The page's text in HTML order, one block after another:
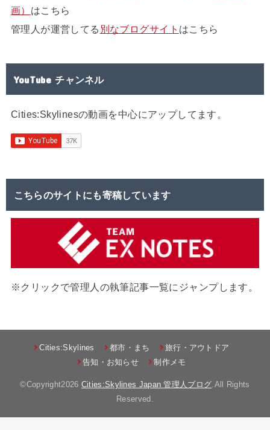
画） はこちら
管理人が運営してる 別なブログサイト はこちら
YouTube チャンネル
Cities:Skylinesの動画を中心にアップしてます。
こちらのサイトにも寄稿しています
※クリックで管理人の執筆記事一覧にジャンプします。
Cities:Skylines 都市・まち
旅行・アウトドア
告知・お知らせ
制作メモ
©Copyright2026 Cities:Skylines Japan 管理人ブログ .All Rights
Reserved.